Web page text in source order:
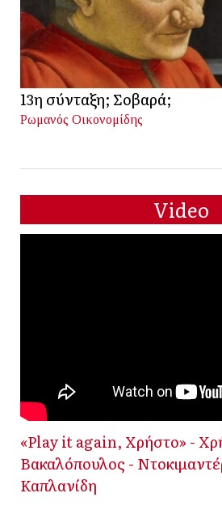
13η σύνταξη; Σοβαρά;
Ρωμανός Οικονομίδης
Video
«Play it again, Χρήστο» -
Βακαλόπουλος -
Καπλανίδη